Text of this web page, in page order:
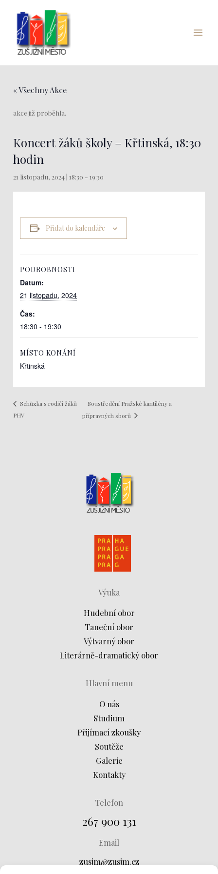
Menu
« Všechny Akce
akce již proběhla.
Koncert žáků školy – Křtinská, 18:30
hodin
21 listopadu, 2024 | 18:30 -19:30
Přidat do kalendáře
PODROBNOSTI
Datum:
21 listopadu, 2024
Čas:
18:30 - 19:30
MÍSTO KONÁNÍ
Křtinská
Schůzka s rodiči žáků
PHV
Soustředění Pražské kantilény a
přípravných sborů
Výuka
Hudební obor
Taneční obor
Výtvarný obor
Literárně-dramatický obor
Hlavní menu
O nás
Studium
Přijímací zkoušky
Soutěže
Galerie
Kontakty
Telefon
267 900 131
Email
zusjm@zusjm.cz